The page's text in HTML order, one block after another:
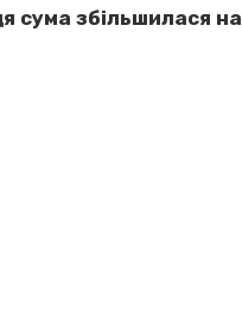
сума збільшилася на